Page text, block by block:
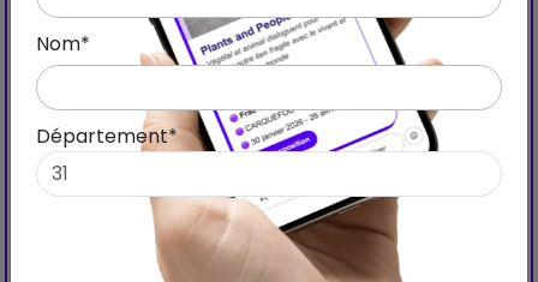
Nom*
Département*